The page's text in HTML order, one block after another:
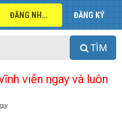
ĐĂNG NHẬP ĐĂNG KÝ
TÌM
viễn ngay và luôn